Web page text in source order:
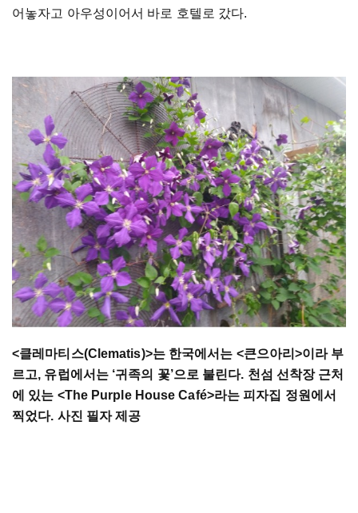
어놓자고 아우성이어서 바로 호텔로 갔다.
<클레마티스(Clematis)>는 한국에서는 <큰으아리>이라 부
르고, 유럽에서는 ‘귀족의 꽃’으로 불린다. 천섬 선착장 근처
에 있는 <The Purple House Café>라는 피자집 정원에서
찍었다. 사진 필자 제공